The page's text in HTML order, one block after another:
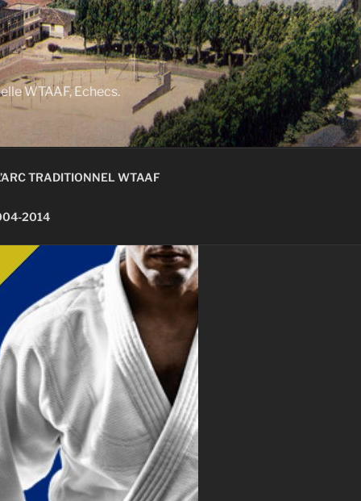
WTAAF, Echecs.
TRADITIONNEL WTAAF
2014